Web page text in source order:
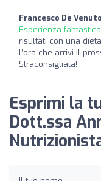
Francesco De Venuto
Esperienza
risultati con una
l’ora che arrivi il
Straconsigliata!
Esprimi la
Dott.ssa